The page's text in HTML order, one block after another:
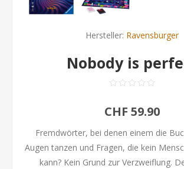
Hersteller: Ravensburger
Nobody is
CHF 59.90
Fremdwörter, bei denen einem die
Augen tanzen und Fragen, die kein
kann? Kein Grund zur Verzweiflung.